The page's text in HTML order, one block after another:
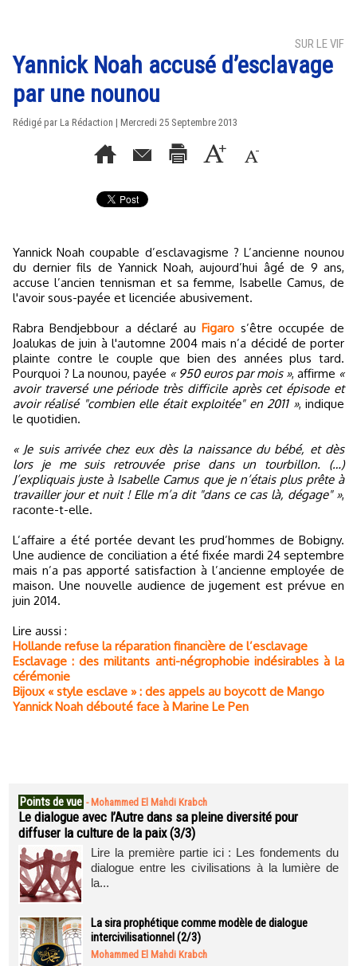
SUR LE VIF
Yannick Noah accusé d’esclavage
par une nounou
Rédigé par La Rédaction | Mercredi 25 Septembre 2013
Yannick Noah coupable d’esclavagisme ? L’ancienne nounou
du dernier fils de Yannick Noah, aujourd’hui âgé de 9 ans,
accuse l’ancien tennisman et sa femme, Isabelle Camus, de
l'avoir sous-payée et licenciée abusivement.
Rabra Bendjebbour a déclaré auFigaro s’être occupée de
Joalukas de juin à l'automne 2004 mais n’a décidé de porter
plainte contre le couple que bien des années plus tard.
Pourquoi ? La nounou, payée « 950 euros par mois », affirme «
avoir traversé une période très difficile après cet épisode et
avoir réalisé "combien elle était exploitée" en 2011 », indique
le quotidien.
« Je suis arrivée chez eux dès la naissance du bébé, et dès
lors je me suis retrouvée prise dans un tourbillon. (…)
J’expliquais juste à Isabelle Camus que je n’étais plus prête à
travailler jour et nuit ! Elle m’a dit "dans ce cas là, dégage" »,
raconte-t-elle.
L’affaire a été portée devant les prud’hommes de Bobigny.
Une audience de conciliation a été fixée mardi 24 septembre
mais n’a pas apporté satisfaction à l’ancienne employée de
maison. Une nouvelle audience de jugement est prévue en
juin 2014.
Lire aussi :
Hollande refuse la réparation financière de l’esclavage
Esclavage : des militants anti-négrophobie indésirables à la
cérémonie
Bijoux « style esclave » : des appels au boycott de Mango
Yannick Noah débouté face à Marine Le Pen
Points de vue - Mohammed El Mahdi Krabch
Le dialogue avec l’Autre dans sa pleine diversité pour
diffuser la culture de la paix (3/3)
Lire la première partie ici : Les fondements du
dialogue entre les civilisations à la lumière de
la...
La sira prophétique comme modèle de dialogue
intercivilisationnel (2/3)
Mohammed El Mahdi Krabch